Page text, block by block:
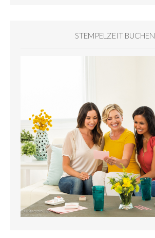
STEMPELZEIT BUCHEN